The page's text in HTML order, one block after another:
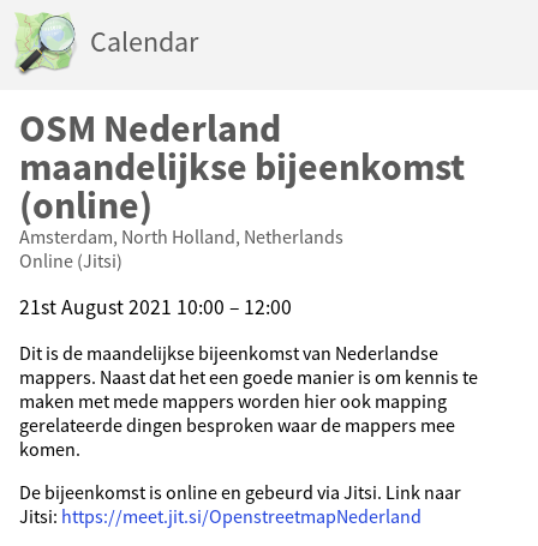
Calendar
OSM Nederland
maandelijkse bijeenkomst
(online)
Amsterdam, North Holland, Netherlands
Online (Jitsi)
21st August 2021 10:00 – 12:00
Dit is de maandelijkse bijeenkomst van Nederlandse
mappers. Naast dat het een goede manier is om kennis te
maken met mede mappers worden hier ook mapping
gerelateerde dingen besproken waar de mappers mee
komen.
De bijeenkomst is online en gebeurd via Jitsi. Link naar
Jitsi: https://meet.jit.si/OpenstreetmapNederland